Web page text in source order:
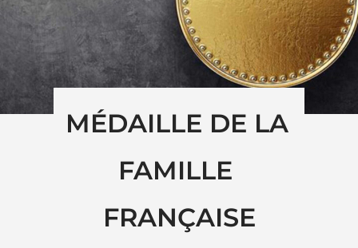
MÉDAILLE DE LA
FAMILLE
FRANÇAISE